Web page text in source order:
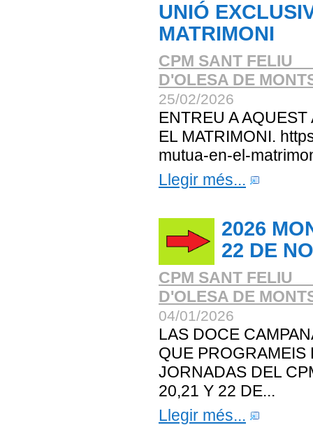
UNIÓ
MATRIMONI
CPM SANT FELIU
D'OLESA DE
25/02/2026
ENTREU A
EL MATRIMONI.
mutua-en-el-
Llegir més...
2026
22 DE
CPM SANT FELIU
D'OLESA DE
04/01/2026
LAS DOCE
QUE PROGRAMEIS
JORNADAS DEL
20,21 Y 22 DE...
Llegir més...